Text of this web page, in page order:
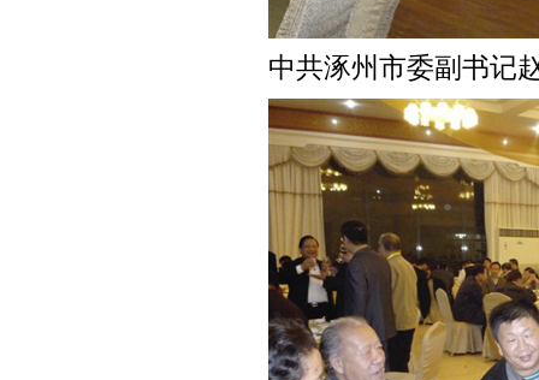
中共涿州市委副书记